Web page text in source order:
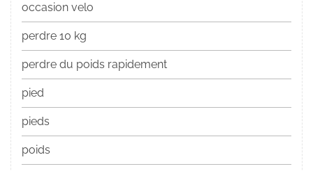
occasion velo
perdre 10 kg
perdre du poids rapidement
pied
pieds
poids